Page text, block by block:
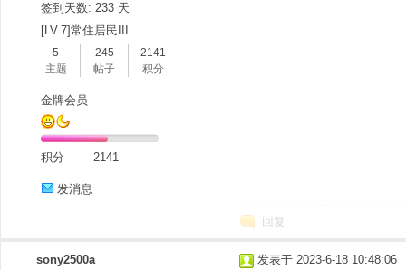
签到天数: 233 天
[LV.7]常住居民III
5
主题
245
帖子
2141
积分
金牌会员
积分 2141
发消息
回复
sony2500a 发表于 2023-6-18 10:48:06